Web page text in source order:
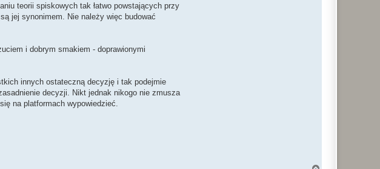
teorii spiskowych tak łatwo powstających przy
jej synonimem. Nie należy więc budować
i dobrym smakiem - doprawionymi
innych ostateczną decyzję i tak podejmie
decyzji. Nikt jednak nikogo nie zmusza
na platformach wypowiedzieć.